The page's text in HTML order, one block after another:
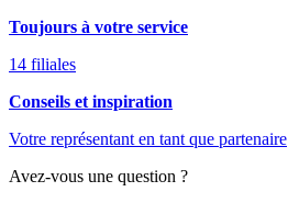
Toujours à votre service
14 filiales
Conseils et inspiration
Votre représentant en tant que partenaire
Avez-vous une question ?